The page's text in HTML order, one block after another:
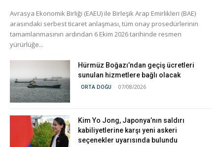
Avrasya Ekonomik Birliği (EAEU) ile Birleşik Arap Emirlikleri (BAE)
arasındaki serbest ticaret anlaşması, tüm onay prosedürlerinin
tamamlanmasının ardından 6 Ekim 2026 tarihinde resmen
yürürlüğe...
Hürmüz Boğazı’ndan geçiş ücretleri
sunulan hizmetlere bağlı olacak
ORTA DOĞU 07/08/2026
Kim Yo Jong, Japonya’nın saldırı
kabiliyetlerine karşı yeni askeri
seçenekler uyarısında bulundu